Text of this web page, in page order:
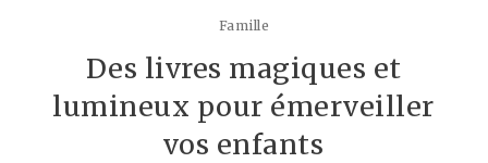
Famille
Des livres magiques et
lumineux pour émerveiller
vos enfants